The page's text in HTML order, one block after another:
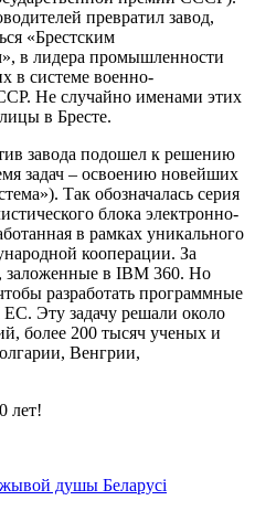
превратил завод,
«Брестским
в лидера промышленности
в системе военно-
Не случайно именами этих
в Бресте.
завода подошел к решению
задач – освоению новейших
Так обозначалась серия
блока электронно-
в рамках уникального
кооперации. За
заложенные в IBM 360. Но
разработать программные
Эту задачу решали около
более 200 тысяч ученых и
Венгрии,
жывой душы Беларусі